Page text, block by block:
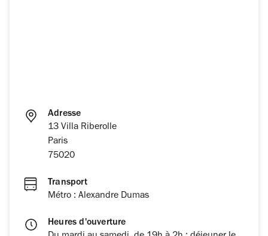
Adresse
13 Villa Riberolle
Paris
75020
Transport
Métro : Alexandre Dumas
Heures d'ouverture